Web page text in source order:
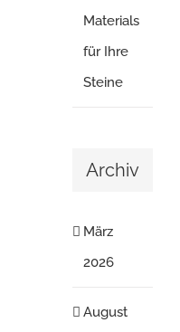
Materials
für Ihre
Steine
Archiv
März
2026
August